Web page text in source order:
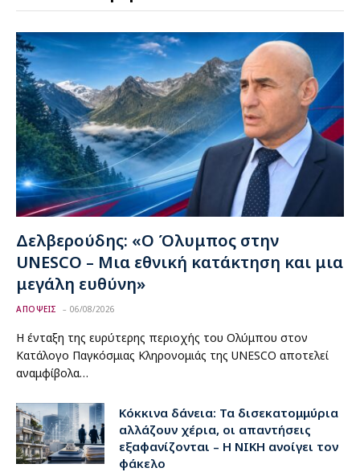
Δελβερούδης: «Ο Όλυμπος στην
UNESCO – Μια εθνική κατάκτηση και μια
μεγάλη ευθύνη»
ΑΠΟΨΕΙΣ 06/08/2026
Η ένταξη της ευρύτερης περιοχής του Ολύμπου στον
Κατάλογο Παγκόσμιας Κληρονομιάς της UNESCO αποτελεί
αναμφίβολα…
Κόκκινα δάνεια: Τα δισεκατομμύρια
αλλάζουν χέρια, οι απαντήσεις
εξαφανίζονται – Η ΝΙΚΗ ανοίγει τον
φάκελο